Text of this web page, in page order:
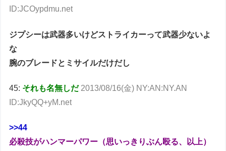
ID:JCOypdmu.net
ジプシーは武器多いけどストライカーって武器少ないよ
な
腕のブレードとミサイルだけだし
45: それも名無しだ 2013/08/16(金) NY:AN:NY.AN
ID:JkyQQ+yM.net
>>44
必殺技がハンマーパワー（思いっきりぶん殴る、以上）